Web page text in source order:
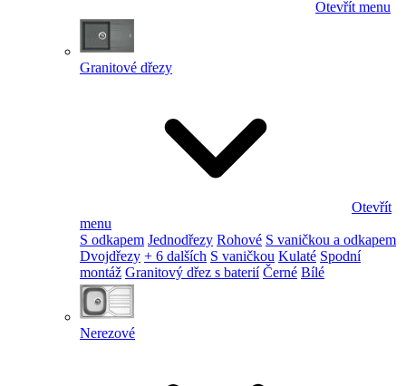
Otevřít menu
Granitové dřezy
Otevřít
menu
S odkapem Jednodřezy Rohové S vaničkou a odkapem
Dvojdřezy + 6 dalších S vaničkou Kulaté Spodní
montáž Granitový dřez s baterií Černé Bílé
Nerezové